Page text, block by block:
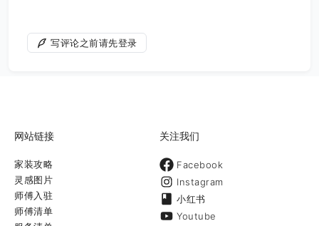
写评论之前请先登录
网站链接
家装攻略
灵感图片
师傅入驻
师傅清单
关注我们
Facebook
Instagram
小红书
Youtube